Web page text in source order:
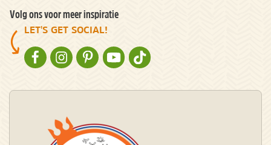
Volg ons voor meer inspiratie
LET'S GET SOCIAL!
NATURESCANNER OP FACEBOOK
NATURESCANNER OP INSTAGRAM
NATURESCANNER OP PINTEREST
NATURESCANNER OP YOUTUBE
NATURESCANNER OP TIKTOK